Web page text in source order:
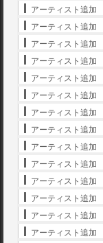
アーティスト追加
アーティスト追加
アーティスト追加
アーティスト追加
アーティスト追加
アーティスト追加
アーティスト追加
アーティスト追加
アーティスト追加
アーティスト追加
アーティスト追加
アーティスト追加
アーティスト追加
アーティスト追加